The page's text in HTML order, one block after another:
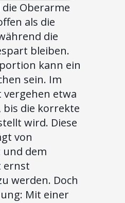
Oberarme
als die
die
bleiben.
kann ein
sein. Im
etwa
bis die korrekte
wird. Diese
von
dem
ernst
werden. Doch
Mit einer